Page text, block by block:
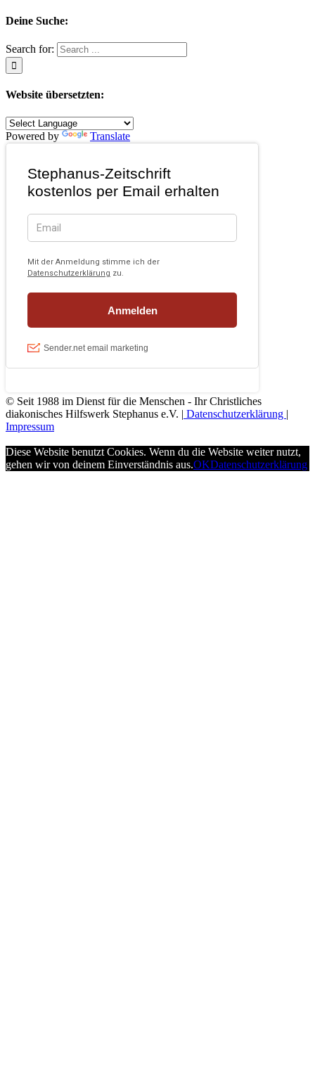
Deine Suche:
Search for:
Website übersetzten:
Powered by Translate
© Seit 1988 im Dienst für die Menschen - Ihr Christliches
diakonisches Hilfswerk Stephanus e.V. | Datenschutzerklärung |
Impressum
Diese Website benutzt Cookies. Wenn du die Website weiter nutzt,
gehen wir von deinem Einverständnis aus.OKDatenschutzerklärung